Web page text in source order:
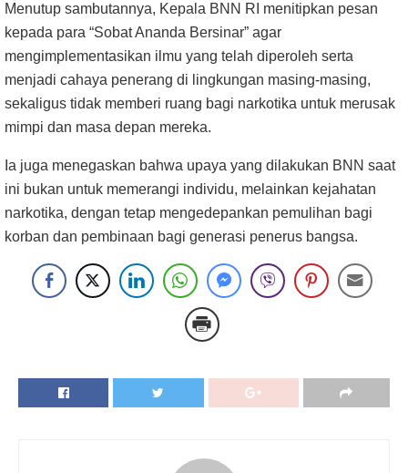
Menutup sambutannya, Kepala BNN RI menitipkan pesan
kepada para “Sobat Ananda Bersinar” agar
mengimplementasikan ilmu yang telah diperoleh serta
menjadi cahaya penerang di lingkungan masing-masing,
sekaligus tidak memberi ruang bagi narkotika untuk merusak
mimpi dan masa depan mereka.
Ia juga menegaskan bahwa upaya yang dilakukan BNN saat
ini bukan untuk memerangi individu, melainkan kejahatan
narkotika, dengan tetap mengedepankan pemulihan bagi
korban dan pembinaan bagi generasi penerus bangsa.